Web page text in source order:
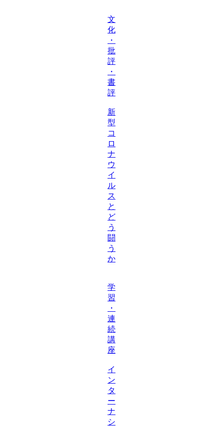
文
化
・
批
評
・
書
評
新
型
コ
ロ
ナ
ウ
イ
ル
ス
と
ど
う
闘
う
か
学
習
・
連
続
講
座
イ
ン
タ
ー
ナ
シ